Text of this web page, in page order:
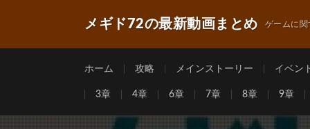
メギド72の最新動画まとめ ゲームに
ホーム 攻略 メインストーリー イベン
3章 4章 6章 7章 8章 9章